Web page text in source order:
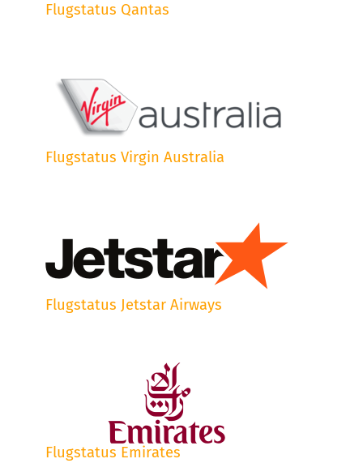
Flugstatus Qantas
Flugstatus Virgin Australia
Flugstatus Jetstar Airways
Flugstatus Emirates